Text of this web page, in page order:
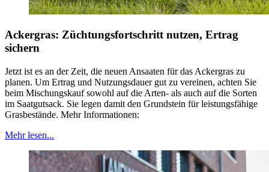
Ackergras: Züchtungsfortschritt nutzen, Ertrag
sichern
Jetzt ist es an der Zeit, die neuen Ansaaten für das Ackergras zu
planen. Um Ertrag und Nutzungsdauer gut zu vereinen, achten Sie
beim Mischungskauf sowohl auf die Arten- als auch auf die Sorten
im Saatgutsack. Sie legen damit den Grundstein für leistungsfähige
Grasbestände. Mehr Informationen:
Mehr lesen...